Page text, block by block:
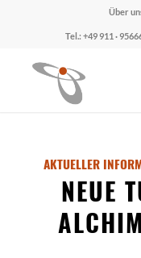
Über
Tel.: +49 911 ·
AKTUELLER
NEUE